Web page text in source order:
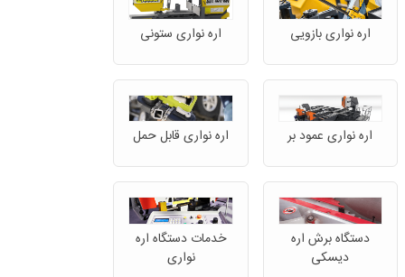
اره نواری بازویی اره نواری ستونی
اره نواری عمود بر اره نواری قابل حمل
دستگاه برش اره
دیسکی
خدمات دستگاه اره
نواری